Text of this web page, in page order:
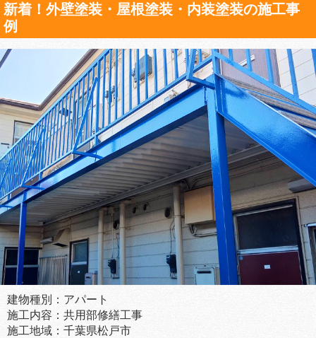
新着！外壁塗装・屋根塗装・内装塗装の施工事
例
建物種別：アパート
施工内容：共用部修繕工事
施工地域：千葉県松戸市